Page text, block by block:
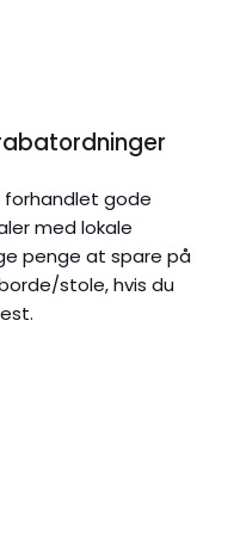
forhandlet gode
med lokale
penge at spare på
stole, hvis du